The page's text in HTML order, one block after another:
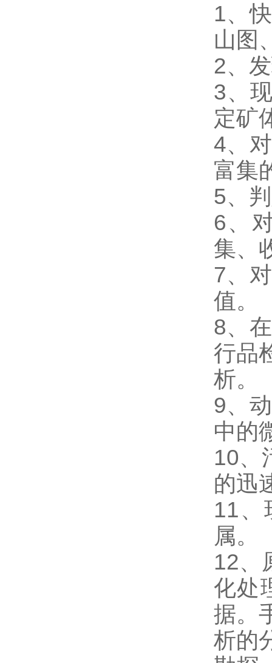
1、
山图
2、
3、
定矿
4、
富集
5、
6、
集、
7、
值。
8、
行品
析。
9、
中的
10、
的迅
11、
属。
12、
化处
据。
析的